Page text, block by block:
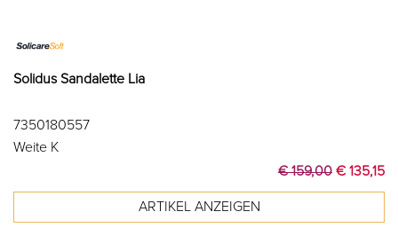
Solidus Sandalette Lia
7350180557
Weite K
€ 159,00 € 135,15